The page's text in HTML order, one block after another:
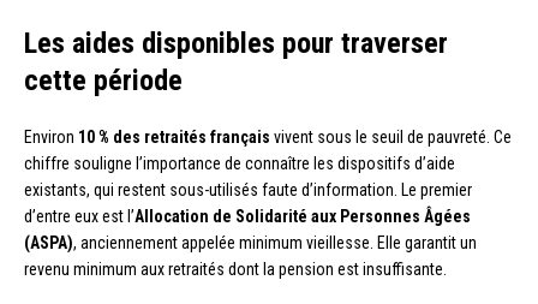
Les aides disponibles pour traverser
cette période
Environ 10 % des retraités français vivent sous le seuil de pauvreté. Ce
chiffre souligne l’importance de connaître les dispositifs d’aide
existants, qui restent sous-utilisés faute d’information. Le premier
d’entre eux est l’Allocation de Solidarité aux Personnes Âgées
(ASPA), anciennement appelée minimum vieillesse. Elle garantit un
revenu minimum aux retraités dont la pension est insuffisante.